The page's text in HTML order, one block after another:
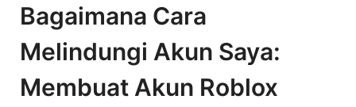
Bagaimana Cara
Melindungi Akun Saya:
Membuat Akun Roblox